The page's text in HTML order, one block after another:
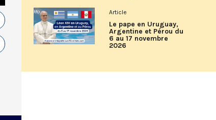
Article
Le pape en Uruguay,
Argentine et Pérou du
6 au 17 novembre
2026